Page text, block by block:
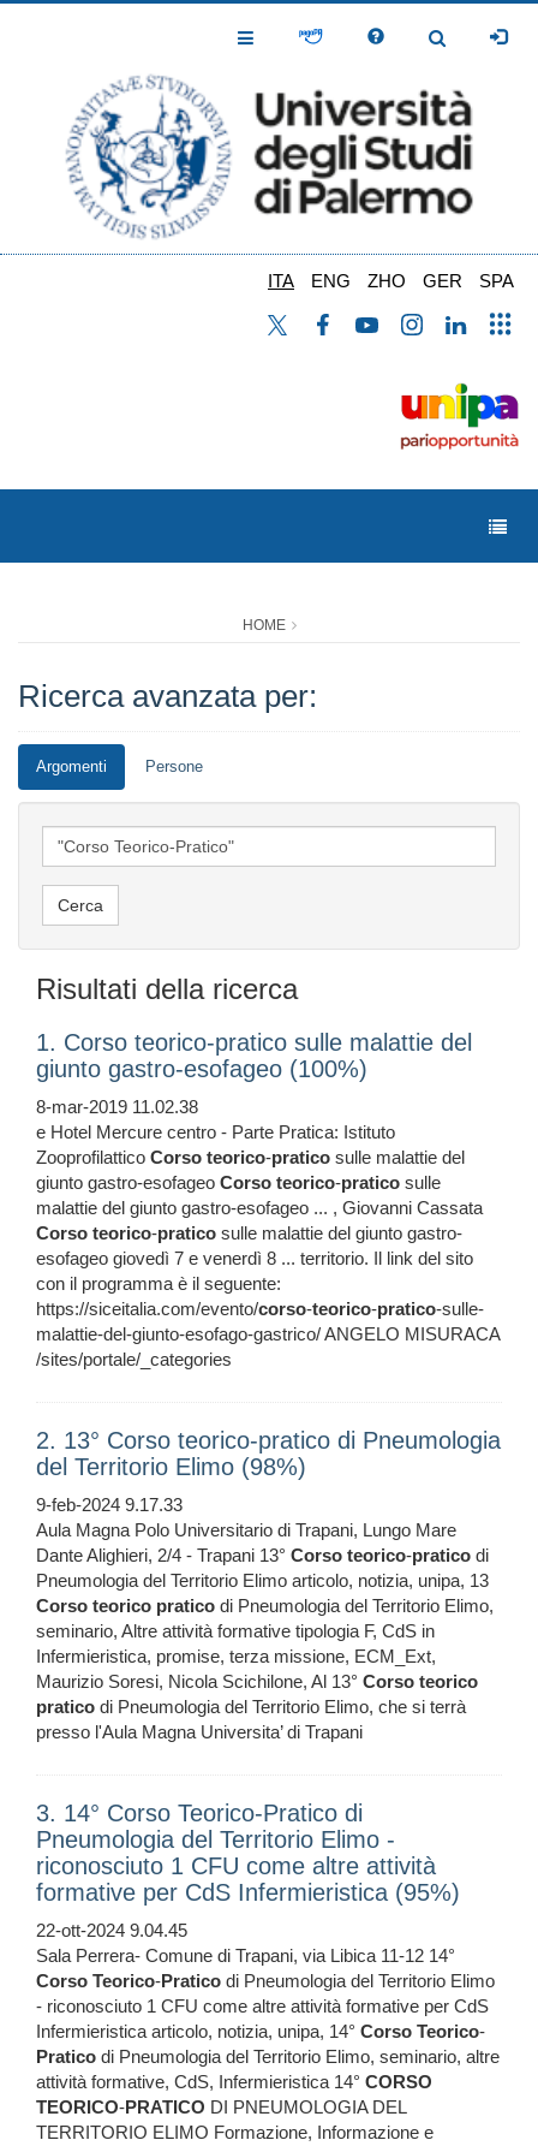
Toggle
Toggle
ITA ENG ZHO GER SPA
HOME
Ricerca avanzata per:
Argomenti Persone
Risultati della ricerca
1. Corso teorico-pratico sulle malattie del
giunto gastro-esofageo (100%)
8-mar-2019 11.02.38
e Hotel Mercure centro - Parte Pratica: Istituto
Zooprofilattico Corso teorico-pratico sulle malattie del
giunto gastro-esofageo Corso teorico-pratico sulle
malattie del giunto gastro-esofageo ... , Giovanni Cassata
Corso teorico-pratico sulle malattie del giunto gastro-
esofageo giovedì 7 e venerdì 8 ... territorio. Il link del sito
con il programma è il seguente:
https://siceitalia.com/evento/corso-teorico-pratico-sulle-
malattie-del-giunto-esofago-gastrico/ ANGELO MISURACA
/sites/portale/_categories
2. 13° Corso teorico-pratico di Pneumologia
del Territorio Elimo (98%)
9-feb-2024 9.17.33
Aula Magna Polo Universitario di Trapani, Lungo Mare
Dante Alighieri, 2/4 - Trapani 13° Corso teorico-pratico di
Pneumologia del Territorio Elimo articolo, notizia, unipa, 13
Corso teorico pratico di Pneumologia del Territorio Elimo,
seminario, Altre attività formative tipologia F, CdS in
Infermieristica, promise, terza missione, ECM_Ext,
Maurizio Soresi, Nicola Scichilone, Al 13° Corso teorico
pratico di Pneumologia del Territorio Elimo, che si terrà
presso l'Aula Magna Universita’ di Trapani
3. 14° Corso Teorico-Pratico di
Pneumologia del Territorio Elimo -
riconosciuto 1 CFU come altre attività
formative per CdS Infermieristica (95%)
22-ott-2024 9.04.45
Sala Perrera- Comune di Trapani, via Libica 11-12 14°
Corso Teorico-Pratico di Pneumologia del Territorio Elimo
- riconosciuto 1 CFU come altre attività formative per CdS
Infermieristica articolo, notizia, unipa, 14° Corso Teorico-
Pratico di Pneumologia del Territorio Elimo, seminario, altre
attività formative, CdS, Infermieristica 14° CORSO
TEORICO-PRATICO DI PNEUMOLOGIA DEL
TERRITORIO ELIMO Formazione, Informazione e